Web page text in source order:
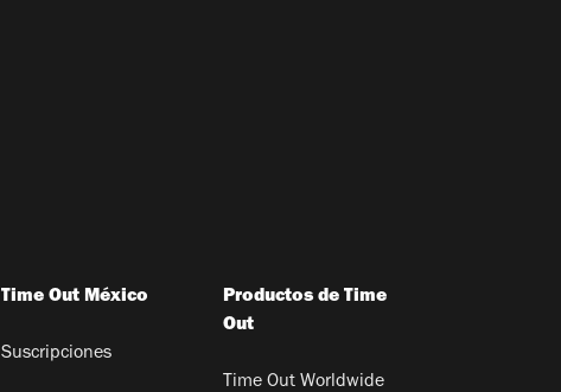
Time Out México
Suscripciones
Productos de Time
Out
Time Out Worldwide